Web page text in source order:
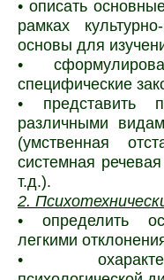
• описать
рамках
основы для
•
специфические
• представить
различными
(умственная
системная
т.д.).
2.
• определить
легкими
•